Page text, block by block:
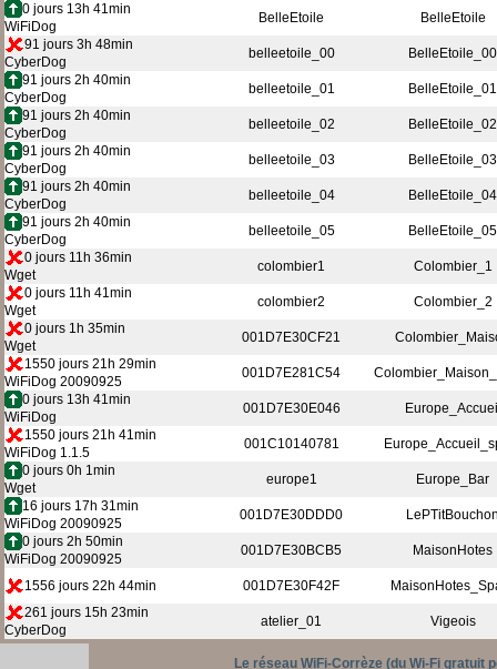
0 jours 13h 41min
WiFiDog
BelleEtoile
BelleEtoile
91 jours 3h 48min
CyberDog
belleetoile_00
BelleEtoile_00
91 jours 2h 40min
CyberDog
belleetoile_01
BelleEtoile_01
91 jours 2h 40min
CyberDog
belleetoile_02
BelleEtoile_02
91 jours 2h 40min
CyberDog
belleetoile_03
BelleEtoile_03
91 jours 2h 40min
CyberDog
belleetoile_04
BelleEtoile_04
91 jours 2h 40min
CyberDog
belleetoile_05
BelleEtoile_05
0 jours 11h 36min
Wget
colombier1
Colombier_1
0 jours 11h 41min
Wget
colombier2
Colombier_2
0 jours 1h 35min
Wget
001D7E30CF21
1550 jours 21h 29min
WiFiDog 20090925
001D7E281C54
0 jours 13h 41min
WiFiDog
001D7E30E046
1550 jours 21h 41min
WiFiDog 1.1.5
001C10140781
0 jours 0h 1min
Wget
europe1
Europe_Bar
16 jours 17h 31min
WiFiDog 20090925
001D7E30DDD0
0 jours 2h 50min
WiFiDog 20090925
001D7E30BCB5 MaisonHotes
1556 jours 22h 44min 001D7E30F42F
261 jours 15h 23min
CyberDog
atelier_01 Vigeois
Le réseau WiFi-Corrèze (du Wi-Fi